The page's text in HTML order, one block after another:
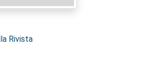
Rivista